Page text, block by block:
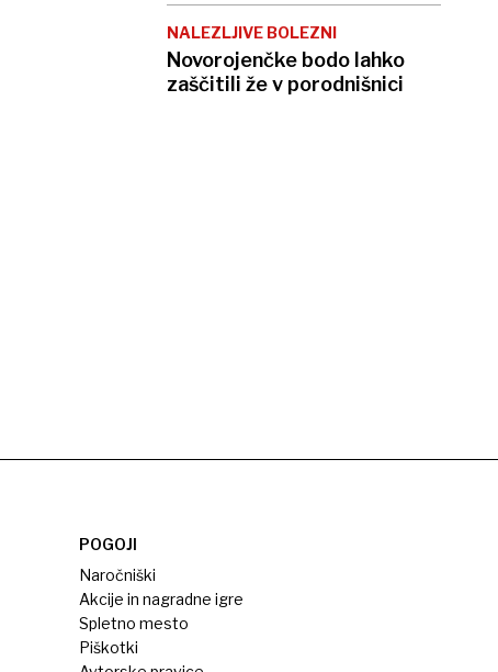
NALEZLJIVE BOLEZNI
Novorojenčke bodo lahko
zaščitili že v porodnišnici
POGOJI
Naročniški
Akcije in nagradne igre
Spletno mesto
Piškotki